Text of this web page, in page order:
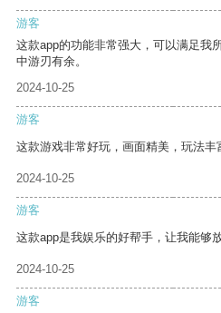
游客
这款app的功能非常强大，可以满足我
中游刃有余。
2024-10-25
游客
这款游戏非常好玩，画面精美，玩法丰
2024-10-25
游客
这款app是我娱乐的好帮手，让我能够
2024-10-25
游客